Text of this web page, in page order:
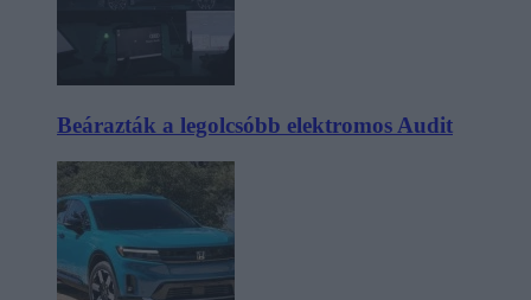
Beárazták a legolcsóbb elektromos Audit